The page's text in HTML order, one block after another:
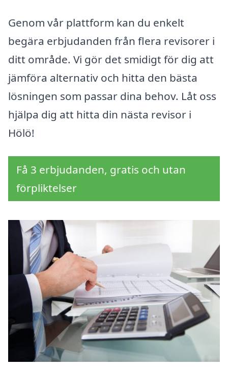
Genom vår plattform kan du enkelt
begära erbjudanden från flera revisorer i
ditt område. Vi gör det smidigt för dig att
jämföra alternativ och hitta den bästa
lösningen som passar dina behov. Låt oss
hjälpa dig att hitta din nästa revisor i
Hölö!
Få 3 erbjudanden, gratis och utan
förpliktelser